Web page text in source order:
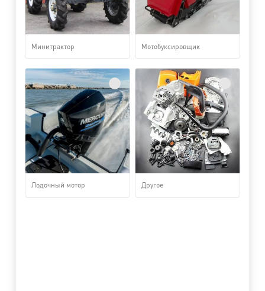
Минитрактор Мотобуксировщик
Лодочный мотор Другое